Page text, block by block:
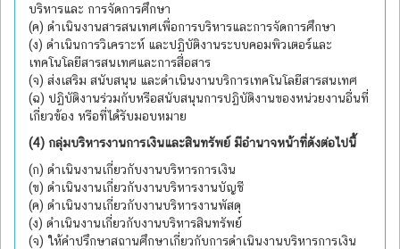
บริหารและ การจัดการศึกษา
(ค) ดำเนินงานสารสนเทศเพื่อการบริหารและการจัดการศึกษา
(ง) ดำเนินการวิเคราะห์ และปฏิบัติงานระบบคอมพิวเตอร์และ
เทคโนโลยีสารสนเทศและการสื่อสาร
(จ) ส่งเสริม สนับสนุน และดำเนินงานบริการเทคโนโลยีสารสนเทศ
(ฉ) ปฏิบัติงานร่วมกับหรือสนับสนุนการปฏิบัติงานของหน่วยงานอื่นที่
เกี่ยวข้อง หรือที่ได้รับมอบหมาย
(4) กลุ่มบริหารงานการเงินและสินทรัพย์ มีอำนาจหน้าที่ดังต่อไปนี้
(ก) ดำเนินงานเกี่ยวกับงานบริหารการเงิน
(ข) ดำเนินงานเกี่ยวกับงานบริหารงานบัญชี
(ค) ดำเนินงานเกี่ยวกับงานบริหารงานพัสดุ
(ง) ดำเนินงานเกี่ยวกับงานบริหารสินทรัพย์
(จ) ให้คำปรึกษาสถานศึกษาเกี่ยวกับการดำเนินงานบริหารการเงิน